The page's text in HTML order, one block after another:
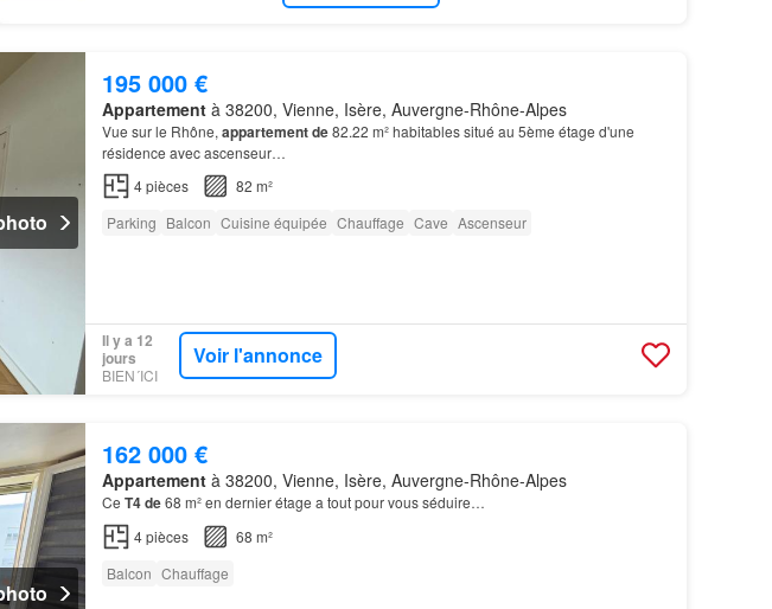
195 000 €
Appartementà 38200, Vienne, Isère, Auvergne-Rhône-Alpes
Vue sur le Rhône, appartementde82.22 m² habitables situé au 5ème étage d'une
résidence avec ascenseur…
4pièces
82 m²
Parking Balcon Cuisine équipée Chauffage Cave Ascenseur
Il y a 12
jours
BIEN´ICI
Voir l'annonce
162 000 €
Appartementà 38200, Vienne, Isère, Auvergne-Rhône-Alpes
Ce T4de68 m² en dernier étage a tout pour vous séduire…
4pièces
68 m²
Balcon Chauffage